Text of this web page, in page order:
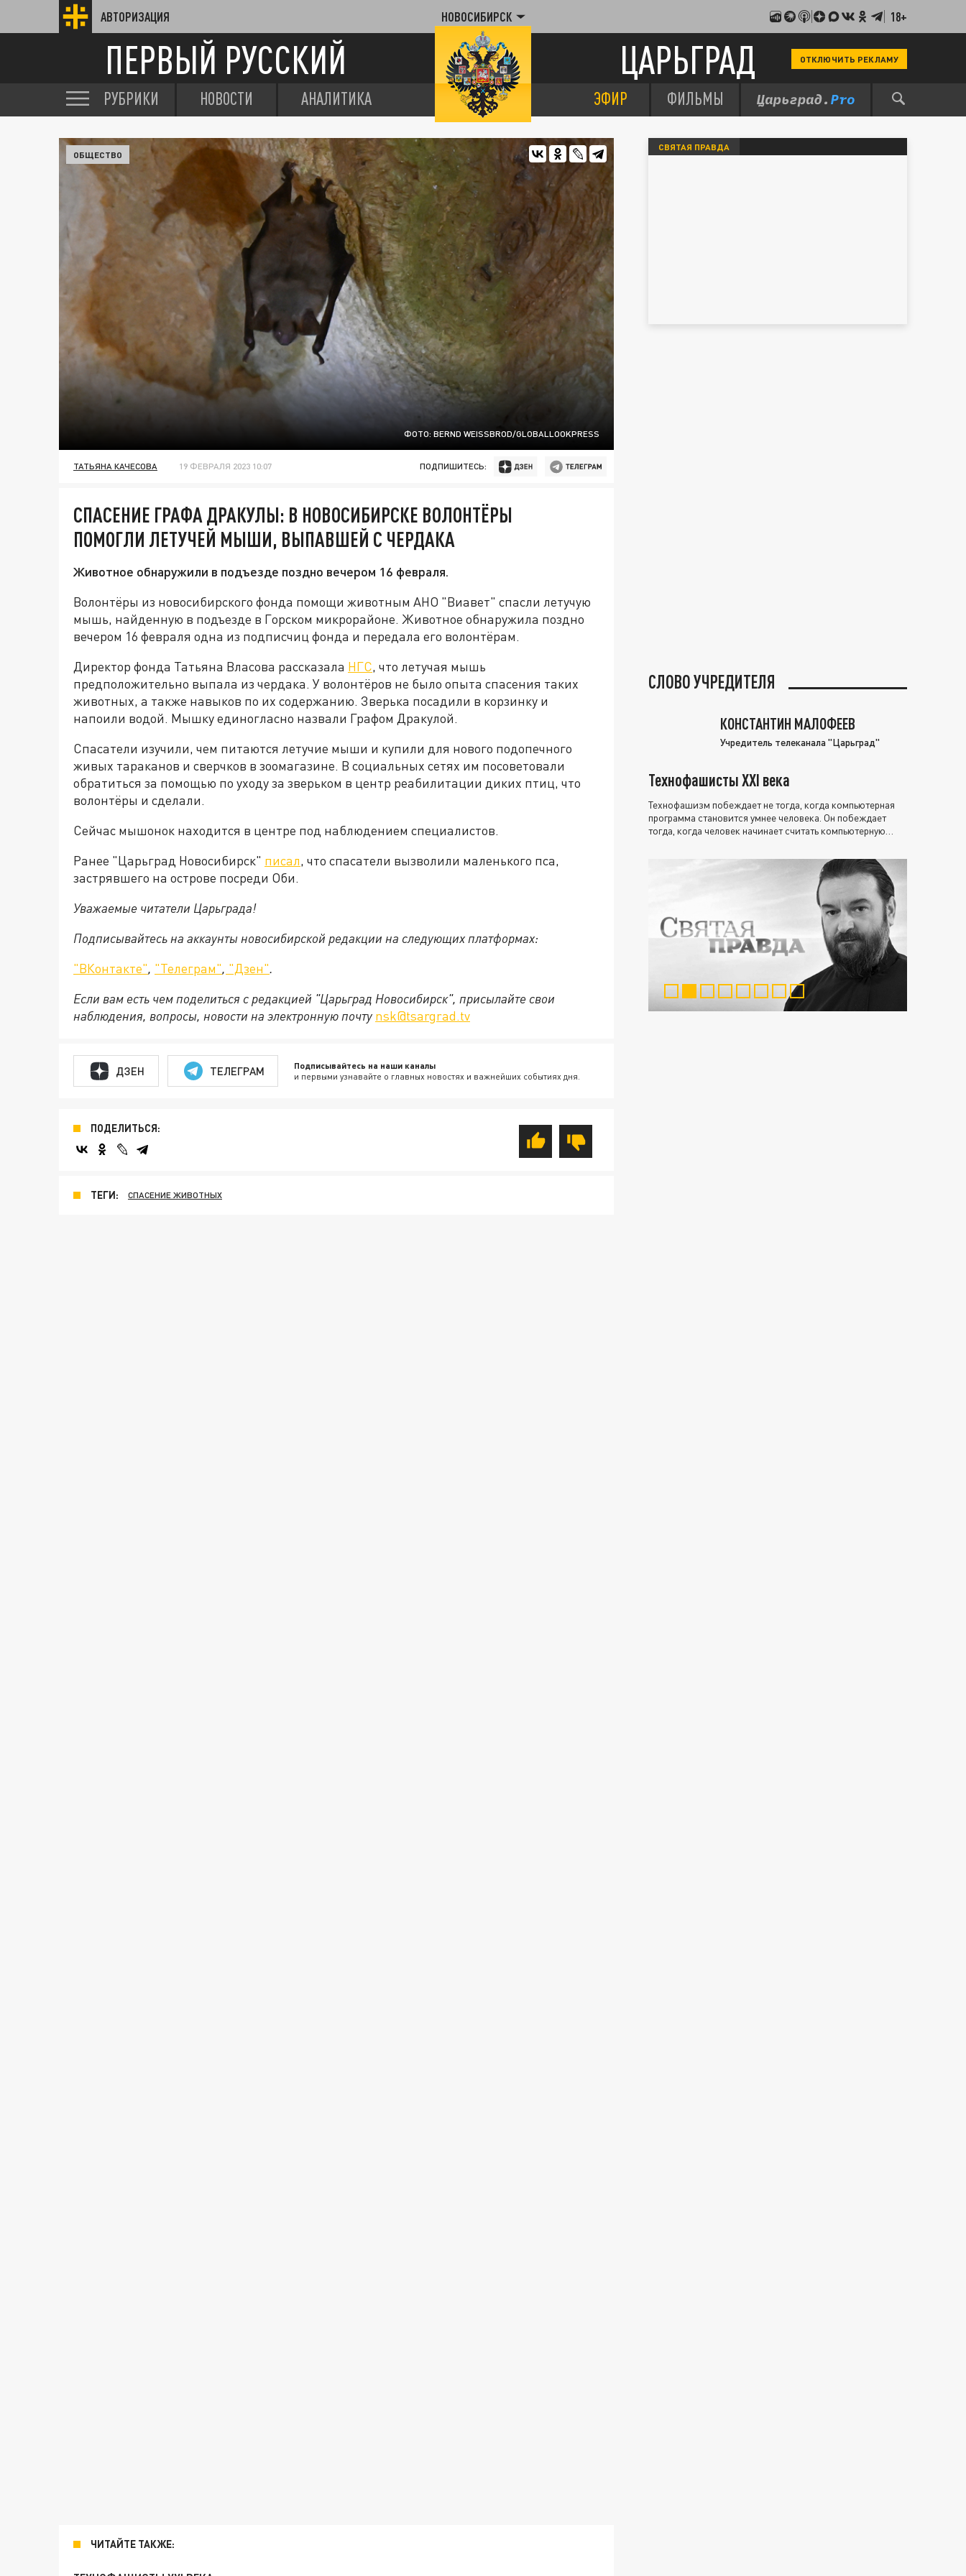
АВТОРИЗАЦИЯ НОВОСИБИРСК 18+
ПЕРВЫЙ РУССКИЙ ЦАРЬГРАД ОТКЛЮЧИТЬ РЕКЛАМУ
РУБРИКИ НОВОСТИ АНАЛИТИКА ЭФИР ФИЛЬМЫ
ФОТО: BERND WEISSBROD/GLOBALLOOKPRESS
ОБЩЕСТВО
ТАТЬЯНА КАЧЕСОВА 19 ФЕВРАЛЯ 2023 10:07 ПОДПИШИТЕСЬ:
СПАСЕНИЕ ГРАФА ДРАКУЛЫ: В НОВОСИБИРСКЕ ВОЛОНТЁРЫ
ПОМОГЛИ ЛЕТУЧЕЙ МЫШИ, ВЫПАВШЕЙ С ЧЕРДАКА
Животное обнаружили в подъезде поздно вечером 16 февраля.
Волонтёры из новосибирского фонда помощи животным АНО "Виавет" спасли летучую
мышь, найденную в подъезде в Горском микрорайоне. Животное обнаружила поздно
вечером 16 февраля одна из подписчиц фонда и передала его волонтёрам.
Директор фонда Татьяна Власова рассказала НГС, что летучая мышь
предположительно выпала из чердака. У волонтёров не было опыта спасения таких
животных, а также навыков по их содержанию. Зверька посадили в корзинку и
напоили водой. Мышку единогласно назвали Графом Дракулой.
Спасатели изучили, чем питаются летучие мыши и купили для нового подопечного
живых тараканов и сверчков в зоомагазине. В социальных сетях им посоветовали
обратиться за помощью по уходу за зверьком в центр реабилитации диких птиц, что
волонтёры и сделали.
Сейчас мышонок находится в центре под наблюдением специалистов.
Ранее "Царьград Новосибирск" писал, что спасатели вызволили маленького пса,
застрявшего на острове посреди Оби.
Уважаемые читатели Царьграда!
Подписывайтесь на аккаунты новосибирской редакции на следующих платформах:
"ВКонтакте", "Телеграм", "Дзен".
Если вам есть чем поделиться с редакцией "Царьград Новосибирск", присылайте свои
наблюдения, вопросы, новости на электронную почту nsk@tsargrad.tv
ДЗЕН ТЕЛЕГРАМ Подписывайтесь на наши каналы
и первыми узнавайте о главных новостях и важнейших событиях дня.
ПОДЕЛИТЬСЯ:
ТЕГИ: СПАСЕНИЕ ЖИВОТНЫХ
ЧИТАЙТЕ ТАКЖЕ:
СВЯТАЯ ПРАВДА
СЛОВО УЧРЕДИТЕЛЯ
КОНСТАНТИН МАЛОФЕЕВ
Учредитель телеканала "Царьград"
Технофашисты XXI века
Технофашизм побеждает не тогда, когда компьютерная
программа становится умнее человека. Он побеждает
тогда, когда человек начинает считать компьютерную